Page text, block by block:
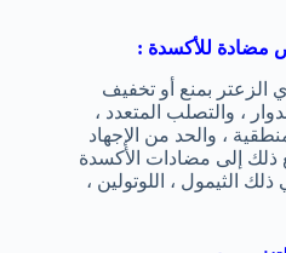
:
بمنع أو تخفيف
، والتصلب المتعدد ،
، والحد من الإجهاد
ذلك إلى مضادات الأكسدة
الثيمول ، اللوتولين ،